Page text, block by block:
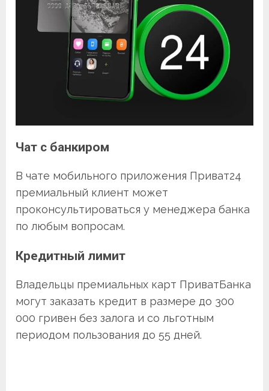
Чат с банкиром
В чате мобильного приложения Приват24
премиальный клиент может
проконсультироваться у менеджера банка
по любым вопросам.
Кредитный лимит
Владельцы премиальных карт ПриватБанка
могут заказать кредит в размере до 300
000 гривен без залога и со льготным
периодом пользования до 55 дней.